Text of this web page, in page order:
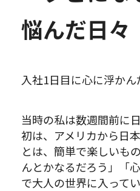
悩んだ日々
入社1日目に心に浮か
当時の私は数週間前に
初は、アメリカから日
とは、簡単で楽しいも
んとかなるだろう」「
で大人の世界に入って